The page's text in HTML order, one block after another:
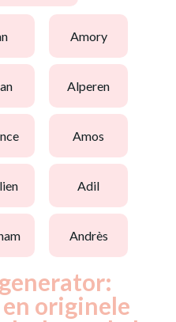
amory
alperen
amos
adil
andrès
originele